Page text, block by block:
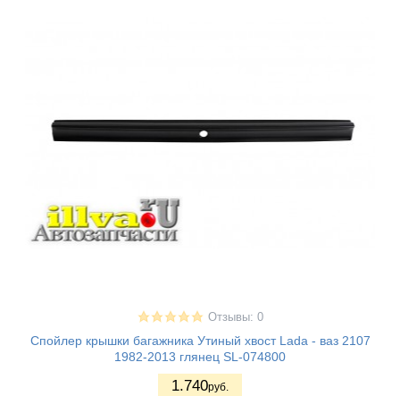
Отзывы: 0
Спойлер крышки багажника Утиный хвост Lada - ваз 2107
1982-2013 глянец SL-074800
1.740руб.